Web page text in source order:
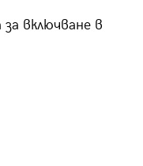
включване в